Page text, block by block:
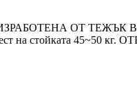
ОТ ТЕЖЪК
на стойката 45~50